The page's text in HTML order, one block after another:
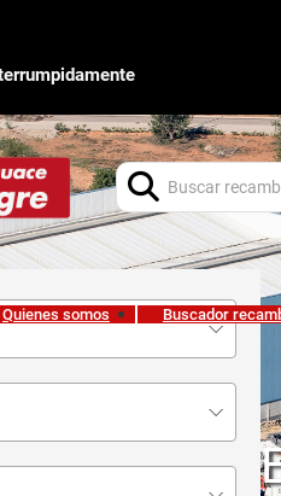
Buscar:
Quienes somos Buscador